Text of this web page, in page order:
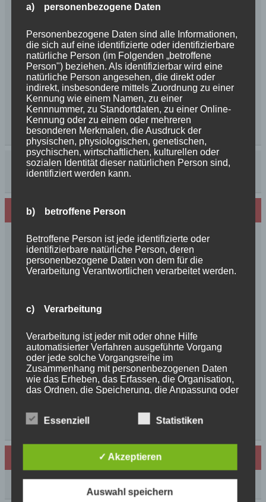
Neues von den Turmschurken
Frohe Weihnachten 2025 unseren
Schurkenfamilien und Freunden
Herzlichen Glückwunsch zum 4. Geburtstag
geboren++
schwanger++
So schön, die Freundschaften der Schurkeneltern
Lilly´s Schwester schickt Grüße
Innigkeit, oder wahre Liebe
Unsere schöne BenBenkinder schicken
Urlaubsgrüße
++News++News++News++
Archiv
a) personenbezogene Daten
Personenbezogene Daten sind alle Informationen,
die sich auf eine identifizierte oder identifizierbare
natürliche Person (im Folgenden „betroffene
Person") beziehen. Als identifizierbar wird eine
natürliche Person angesehen, die direkt oder
indirekt, insbesondere mittels Zuordnung zu einer
Kennung wie einem Namen, zu einer
Kennnummer, zu Standortdaten, zu einer Online-
Kennung oder zu einem oder mehreren
besonderen Merkmalen, die Ausdruck der
physischen, physiologischen, genetischen,
psychischen, wirtschaftlichen, kulturellen oder
sozialen Identität dieser natürlichen Person sind,
identifiziert werden kann.
b) betroffene Person
Betroffene Person ist jede identifizierte oder
identifizierbare natürliche Person, deren
personenbezogene Daten von dem für die
Verarbeitung Verantwortlichen verarbeitet werden.
c) Verarbeitung
Verarbeitung ist jeder mit oder ohne Hilfe
automatisierter Verfahren ausgeführte Vorgang
oder jede solche Vorgangsreihe im
Zusammenhang mit personenbezogenen Daten
wie das Erheben, das Erfassen, die Organisation,
das Ordnen, die Speicherung, die Anpassung oder
Verwendung, die Offenlegung durch Übermittlung,
Verbreitung oder eine andere Form der
die Einschränkung, das Löschen oder die
d) Einschränkung der Verarbeitung
Essenziell Statistiken
✓ Akzeptieren
Auswahl speichern